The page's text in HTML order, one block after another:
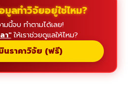
มูลทำวิจัยอยู่ใช่ไหม?
มนี้จบ ทำตามได้เลย!
า"ให้เราช่วยดูแลให้ไหม?
นราคาวิจัย (ฟรี)